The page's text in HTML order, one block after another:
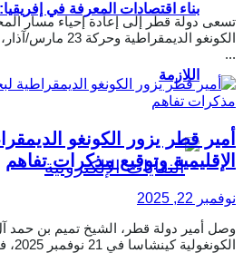
بناء اقتصادات المعرفة في
اللازمة
تسعى دولة قطر إلى إعادة إحياء مسار
الكونغو
...
أمير قطر يزور الكونغو
الإقليمية وتوقيع مذكرات تفاهم
نوفمبر 22, 2025
وصل أمير دولة قطر، الشيخ تميم بن حمد
الكونغولية كينشاسا في 21 نوفمبر 2025، في أول ...